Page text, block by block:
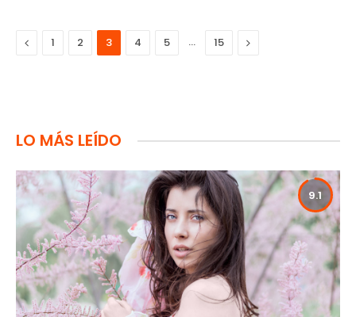
Previous
1 2 3 4 5 … 15 Next
LO MÁS LEÍDO
9.1